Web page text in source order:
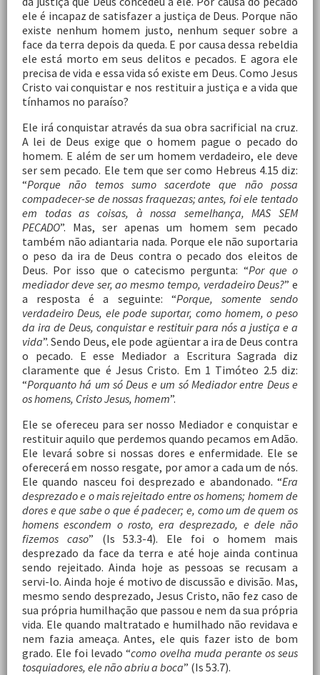
ele é incapaz de satisfazer a justiça de Deus. Porque não
existe nenhum homem justo, nenhum sequer sobre a
face da terra depois da queda. E por causa dessa rebeldia
ele está morto em seus delitos e pecados. E agora ele
precisa de vida e essa vida só existe em Deus. Como Jesus
Cristo vai conquistar e nos restituir a justiça e a vida que
tínhamos no paraíso?
Ele irá conquistar através da sua obra sacrificial na cruz.
A lei de Deus exige que o homem pague o pecado do
homem. E além de ser um homem verdadeiro, ele deve
ser sem pecado. Ele tem que ser como Hebreus 4.15 diz:
“Porque não temos sumo sacerdote que não possa
compadecer-se de nossas fraquezas; antes, foi ele tentado
em todas as coisas, à nossa semelhança, MAS SEM
PECADO”. Mas, ser apenas um homem sem pecado
também não adiantaria nada. Porque ele não suportaria
o peso da ira de Deus contra o pecado dos eleitos de
Deus. Por isso que o catecismo pergunta: “Por que o
mediador deve ser, ao mesmo tempo, verdadeiro Deus?” e
a resposta é a seguinte: “Porque, somente sendo
verdadeiro Deus, ele pode suportar, como homem, o peso
da ira de Deus, conquistar e restituir para nós a justiça e a
vida”. Sendo Deus, ele pode agüentar a ira de Deus contra
o pecado. E esse Mediador a Escritura Sagrada diz
claramente que é Jesus Cristo. Em 1 Timóteo 2.5 diz:
“Porquanto há um só Deus e um só Mediador entre Deus e
os homens, Cristo Jesus, homem”.
Ele se ofereceu para ser nosso Mediador e conquistar e
restituir aquilo que perdemos quando pecamos em Adão.
Ele levará sobre si nossas dores e enfermidade. Ele se
oferecerá em nosso resgate, por amor a cada um de nós.
Ele quando nasceu foi desprezado e abandonado. “Era
desprezado e o mais rejeitado entre os homens; homem de
dores e que sabe o que é padecer; e, como um de quem os
homens escondem o rosto, era desprezado, e dele não
fizemos caso” (Is 53.3-4). Ele foi o homem mais
desprezado da face da terra e até hoje ainda continua
sendo rejeitado. Ainda hoje as pessoas se recusam a
servi-lo. Ainda hoje é motivo de discussão e divisão. Mas,
mesmo sendo desprezado, Jesus Cristo, não fez caso de
sua própria humilhação que passou e nem da sua própria
vida. Ele quando maltratado e humilhado não revidava e
nem fazia ameaça. Antes, ele quis fazer isto de bom
grado. Ele foi levado “como ovelha muda perante os seus
tosquiadores, ele não abriu a boca” (Is 53.7).